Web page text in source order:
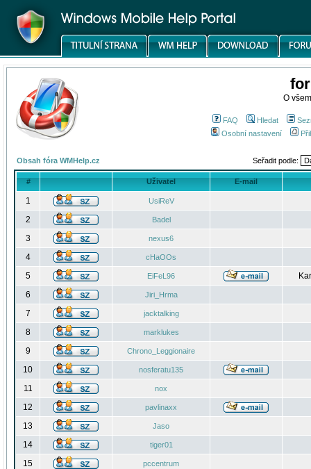
O
FAQ Hledat
Osobní nastavení
Obsah fóra WMHelp.cz Seřadit podle:
# Uživatel E-mail
1 UsiReV
2 Badel
3 nexus6
4 cHaOOs
5 EiFeL96
6
Jiri_Hrma
7 jacktalking
8 marklukes
9 Chrono_Leggionaire
10 nosferatu135
11 nox
12 pavlinaxx
13 Jaso
14 tiger01
15 pccentrum